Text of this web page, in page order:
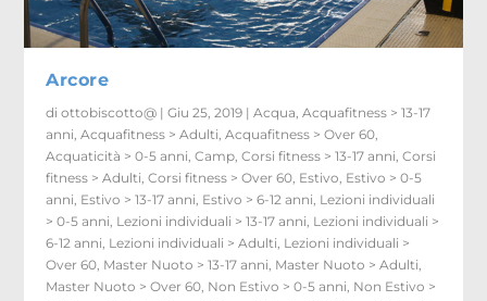
Arcore
diottobiscotto@ |Giu 25, 2019 |Acqua,Acquafitness > 13-17
anni,Acquafitness > Adulti,Acquafitness > Over 60,
Acquaticità > 0-5 anni,Camp,Corsi fitness > 13-17 anni,Corsi
fitness > Adulti,Corsi fitness > Over 60, Estivo, Estivo > 0-5
anni, Estivo > 13-17 anni, Estivo > 6-12 anni, Lezioni individuali
> 0-5 anni, Lezioni individuali > 13-17 anni, Lezioni individuali >
6-12 anni, Lezioni individuali > Adulti, Lezioni individuali >
Over 60, Master Nuoto > 13-17 anni, Master Nuoto > Adulti,
Master Nuoto > Over 60, Non Estivo > 0-5 anni, Non Estivo >